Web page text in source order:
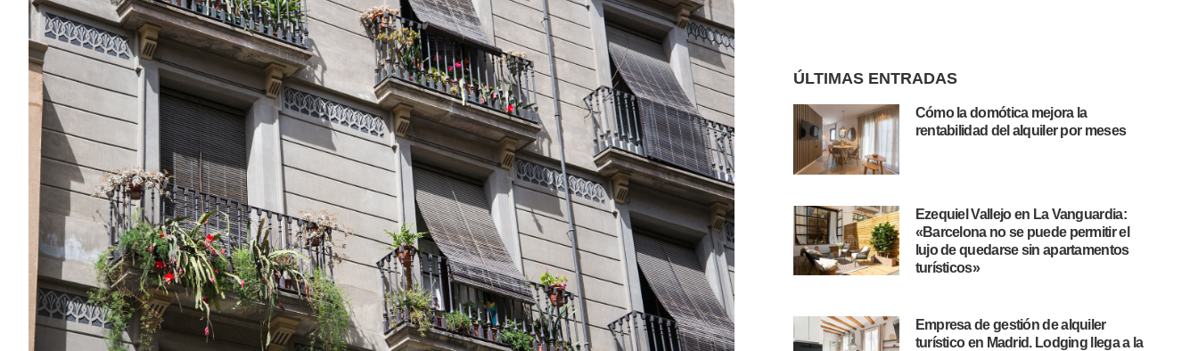
ÚLTIMAS ENTRADAS
Cómo la domótica mejora la
rentabilidad del alquiler por meses
Ezequiel Vallejo en La Vanguardia:
«Barcelona no se puede permitir el
lujo de quedarse sin apartamentos
turísticos»
Empresa de gestión de alquiler
turístico en Madrid. Lodging llega a la